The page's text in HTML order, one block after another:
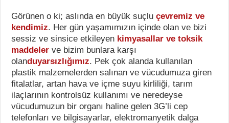
Görünen o ki; aslında en büyük suçluçevremiz ve
kendimiz. Her gün yaşamımızın içinde olan ve bizi
sessiz ve sinsice etkileyen kimyasallar ve toksik
maddeler ve bizim bunlara karşı
olanduyarsızlığımız. Pek çok alanda kullanılan
plastik malzemelerden salınan ve vücudumuza giren
fitalatlar, artan hava ve içme suyu kirliliği, tarım
ilaçlarının kontrolsüz kullanımı ve neredeyse
vücudumuzun bir organı haline gelen 3G’li cep
telefonları ve bilgisayarlar, elektromanyetik dalga